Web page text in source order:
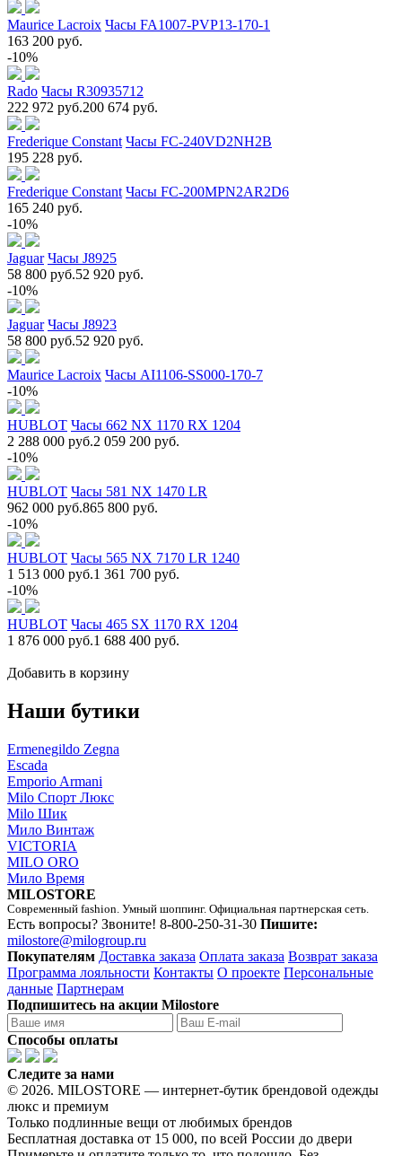
Maurice Lacroix Часы FA1007-PVP13-170-1
163 200 руб.
-10%
Rado Часы R30935712
222 972 руб.200 674 руб.
Frederique Constant Часы FC-240VD2NH2B
195 228 руб.
Frederique Constant Часы FC-200MPN2AR2D6
165 240 руб.
-10%
Jaguar Часы J8925
58 800 руб.52 920 руб.
-10%
Jaguar Часы J8923
58 800 руб.52 920 руб.
Maurice Lacroix Часы AI1106-SS000-170-7
-10%
HUBLOT Часы 662 NX 1170 RX 1204
2 288 000 руб.2 059 200 руб.
-10%
HUBLOT Часы 581 NX 1470 LR
962 000 руб.865 800 руб.
-10%
HUBLOT Часы 565 NX 7170 LR 1240
1 513 000 руб.1 361 700 руб.
-10%
HUBLOT Часы 465 SX 1170 RX 1204
1 876 000 руб.1 688 400 руб.
Добавить в корзину
Наши бутики
Ermenegildo Zegna
Escada
Emporio Armani
Milo Спорт Люкс
Milo Шик
Мило Винтаж
VICTORIA
MILO ORO
Мило Время
MILOSTORE
Современный fashion. Умный шоппинг. Официальная партнерская сеть.
Есть вопросы? Звоните! 8-800-250-31-30 Пишите:
milostore@milogroup.ru
Покупателям Доставка заказа Оплата заказа Возврат заказа
Программа лояльности Контакты О проекте Персональные
данные Партнерам
Подпишитесь на акции Milostore
Способы оплаты
Следите за нами
© 2026. MILOSTORE — интернет-бутик брендовой одежды
люкс и премиум
Только подлинные вещи от любимых брендов
Бесплатная доставка от 15 000, по всей России до двери